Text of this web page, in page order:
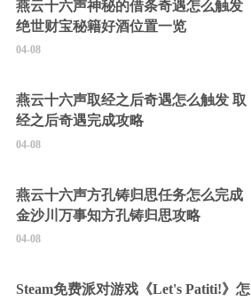
燕云十六声神秘的借条奇遇怎么触发
绝世财宝秘籍好酒位置一览
04-08
燕云十六声取经之后奇遇怎么触发 取
经之后奇遇完成攻略
04-08
燕云十六声方孔铸归思任务怎么完成
金沙川万事知方孔铸归思攻略
04-08
Steam免费派对游戏《Let's Patiti!》怎